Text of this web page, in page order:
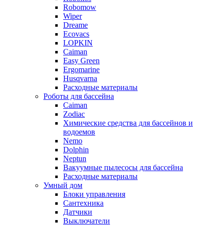
Robomow
Wiper
Dreame
Ecovacs
LOPKIN
Caiman
Easy Green
Ergomarine
Husqvarna
Расходные материалы
Роботы для бассейна
Caiman
Zodiac
Химические средства для бассейнов и
водоемов
Nemo
Dolphin
Neptun
Вакуумные пылесосы для бассейна
Расходные материалы
Умный дом
Блоки управления
Сантехника
Датчики
Выключатели